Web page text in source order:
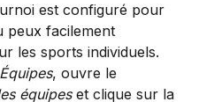
est configuré pour
peux facilement
les sports individuels.
Équipes, ouvre le
équipes et clique sur la